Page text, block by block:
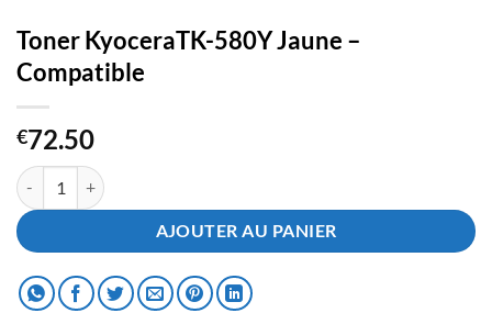
Toner KyoceraTK-580Y Jaune –
Compatible
€72.50
quantité de Toner KyoceraTK-580Y Jaune - Compatible
AJOUTER AU PANIER